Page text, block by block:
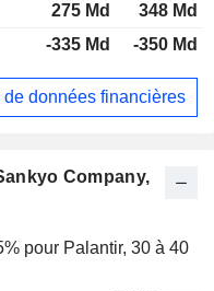
Company,
pour Palantir, 30 à 40
275 Md
348 Md
-335 Md -350 Md
de données financières